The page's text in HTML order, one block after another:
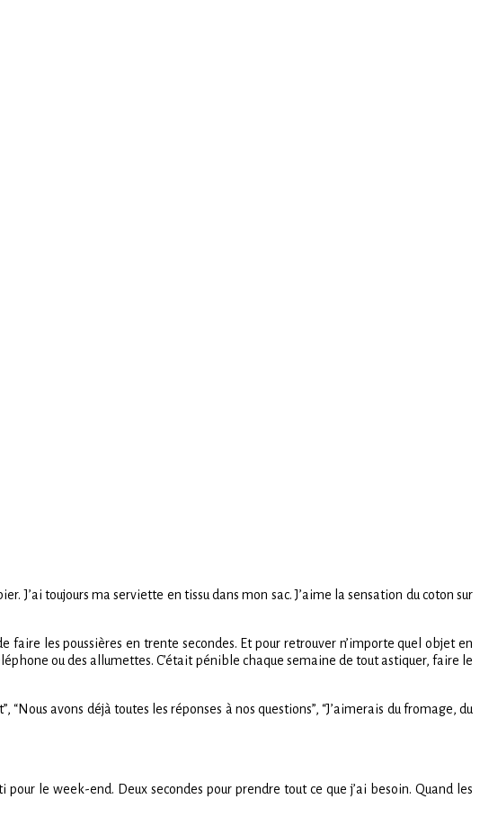
J’ai toujours ma serviette en tissu dans mon sac. J’aime la sensation du coton sur
les poussières en trente secondes. Et pour retrouver n’importe quel objet en
ou des allumettes. C’était pénible chaque semaine de tout astiquer, faire le
avons déjà toutes les réponses à nos questions”, “J’aimerais du fromage, du
le week-end. Deux secondes pour prendre tout ce que j’ai besoin. Quand les